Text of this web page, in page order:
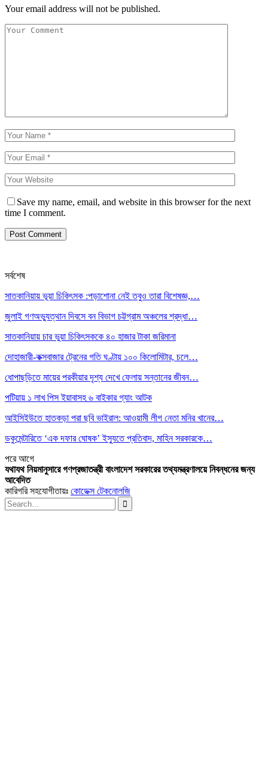
Your email address will not be published.
Save my name, email, and website in this browser for the next
time I comment.
সর্বশেষ
সাতকানিয়ায় ভূয়া চিকিৎসক :পড়াশোনা নেই তবুও তারা বিশেষজ্ঞ,…
জুলাই গণঅভ্যুত্থান দিবসে বন বিভাগ চট্টগ্রাম অঞ্চলের শ্রদ্ধা…
সাতকানিয়ায় চার ভুয়া চিকিৎসককে ৪০ হাজার টাকা জরিমানা
দোহাজারী-কক্সবাজার ট্রেনের গতি ঘণ্টায় ১০০ কিলোমিটার, চলে…
ধোপাছড়িতে মায়ের পরকীয়ার দৃশ্য দেখে ফেলায় সন্তানের জীবন…
পটিয়ায় ১ লাখ পিস ইয়াবাসহ ৬ বাইকার গ্যাং আটক
আইসিইউতে হাতকড়া পরা ছবি ভাইরাল: আওয়ামী লীগ নেতা মনির খানের…
ডকুমেন্টারিতে ‘এক দফার ঘোষক’ ইস্যুতে প্রতিবাদ, মাহিন সরকারকে…
পরেআগে
যথাযথ নিয়মানুসারে গণপ্রজাতন্ত্রী বাংলাদেশ সরকারের তথ্যমন্ত্রণালয়ে নিবন্ধনের জন্য
আবেদিত
কারিগরি সহযোগীতায়ঃ কোডেক্স টেকনোলজি